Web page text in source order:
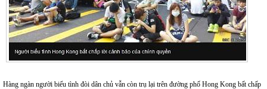
Hàng ngàn người biểu tình đòi dân chủ vẫn còn trụ lại trên đường phố Hong Kong bất chấp